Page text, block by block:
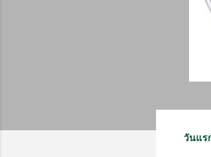
วันแ